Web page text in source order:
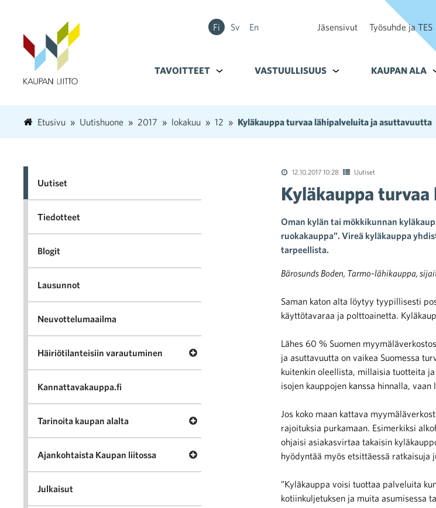
Fi Sv En Jäsensivut Työsuhde ja TES
TAVOITTEET Alavalikko kohteelle Tavoitteet
VASTUULLISUUS Alavalikko kohteelle
KAUPAN ALA
Etusivu Uutishuone 2017 lokakuu 12 Kyläkauppa turvaa lähipalveluita ja asuttavuutta
12.10.2017 10:28 Uutiset
Kyläkauppa
Oman kylän tai mökkikunnan
ruokakauppa”. Vireä kyläkauppa
tarpeellista.
Bärosunds Boden, Tarmo-lähikauppa,
Saman katon alta löytyy tyypillisesti
käyttötavaraa ja polttoainetta.
Lähes 60 % Suomen
ja asuttavuutta on vaikea Suomessa
kuitenkin oleellista, millaisia tuotteita
isojen kauppojen kanssa hinnalla,
Jos koko maan kattava
rajoituksia purkamaan. Esimerkiksi
ohjaisi asiakasvirtaa takaisin
hyödyntää myös etsittäessä
”Kyläkauppa voisi tuottaa palveluita
kotiinkuljetuksen ja muita asumisessa
Uutiset
Tiedotteet
Blogit
Lausunnot
Neuvottelumaailma
Häiriötilanteisiin varautuminen Avaa valikko Häiriötilanteisiin varautuminen
Kannattavakauppa.fi
Tarinoita kaupan alalta Avaa valikko Tarinoita kaupan alalta
Ajankohtaista Kaupan liitossa Avaa valikko Ajankohtaista Kaupan liitossa
Julkaisut